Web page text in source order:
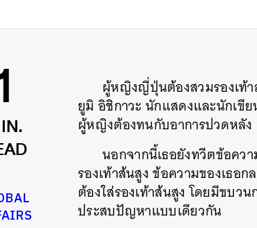
1
ผู้หญิงญี่ปุ่นต้องสวมรองเท้า
ยูมิ อิชิกาวะ นักแสดงและนักเขี
ผู้หญิงต้องทนกับอาการปวดหลัง
นอกจากนี้เธอยังทวีตข้อคว
รองเท้าส้นสูง ข้อความของเธอ
ต้องใส่รองเท้าส้นสูง โดยมีขบว
ประสบปัญหาแบบเดียวกัน